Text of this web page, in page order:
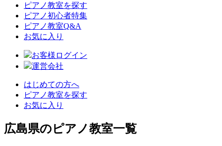
ピアノ教室を探す
ピアノ初心者特集
ピアノ教室Q&A
お気に入り
お客様ログイン
運営会社
はじめての方へ
ピアノ教室を探す
お気に入り
広島県のピアノ教室一覧